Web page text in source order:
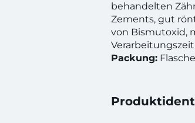
behandelten
Zements, gut
von Bismutoxid,
Packung: